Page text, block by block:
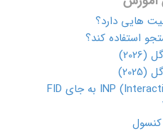
هایی دارد؟
استفاده کند؟